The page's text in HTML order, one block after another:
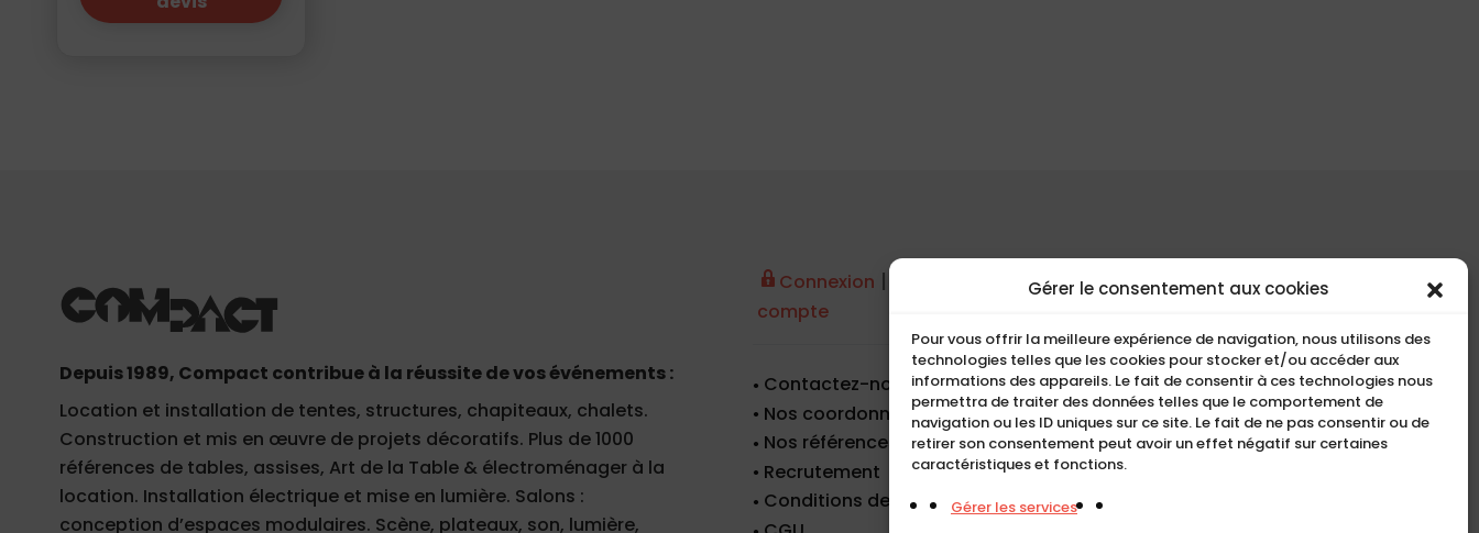
Gérer le consentement aux cookies
Pour vous offrir la meilleure expérience de navigation, nous utilisons des
technologies telles que les cookies pour stocker et/ou accéder aux
informations des appareils. Le fait de consentir à ces technologies nous
permettra de traiter des données telles que le comportement de
navigation ou les ID uniques sur ce site. Le fait de ne pas consentir ou de
retirer son consentement peut avoir un effet négatif sur certaines
caractéristiques et fonctions.
Gérer les services
Depuis 1989, Compact contribue à la réussite de vos événements :
Location et installation de tentes, structures, chapiteaux, chalets.
Construction et mis en œuvre de projets décoratifs. Plus de 1000
références de tables, assises, Art de la Table & électroménager à la
location. Installation électrique et mise en lumière. Salons :
conception d’espaces modulaires. Scène, plateaux, son, lumière,
Connexion |
compte
Contactez-nous
Nos coordonnées
Nos références
Recrutement
Conditions de location
COMPACT
5, Rue Ambroise Croizat
95195 BP30523
Goussainville Cedex Val
d’Oise France.
01 34 04 76 50